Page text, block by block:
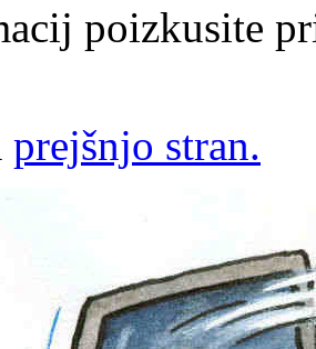
poizkusite
prejšnjo stran.